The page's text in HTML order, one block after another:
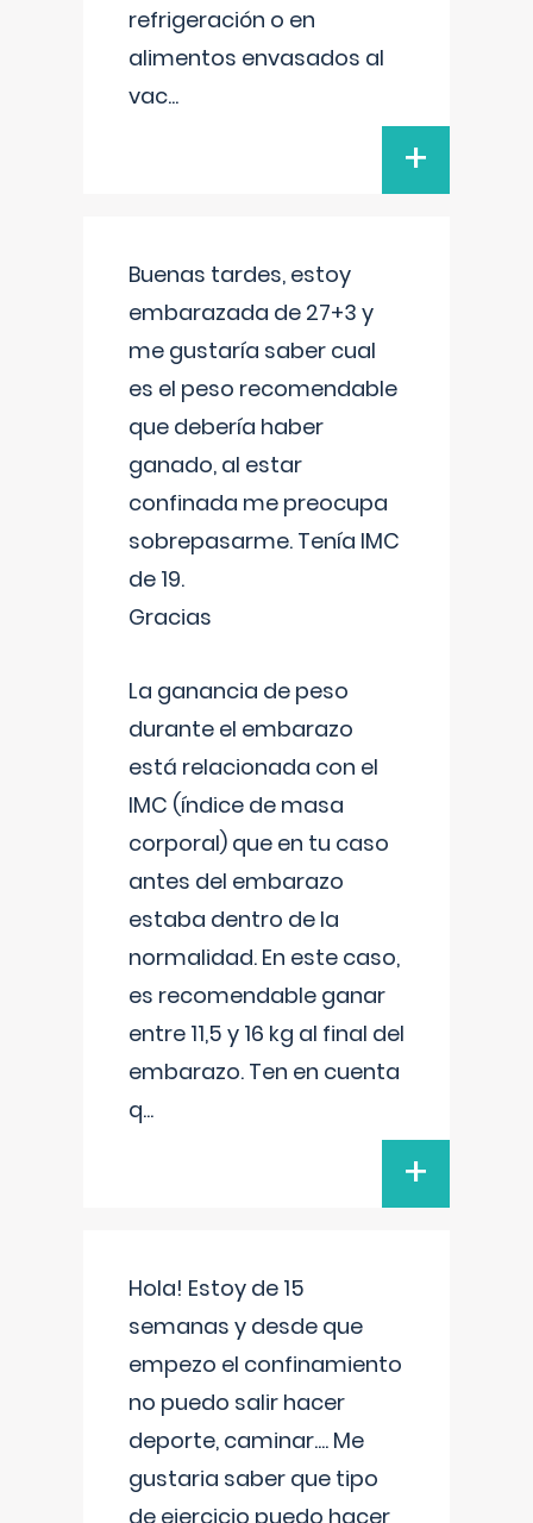
refrigeración o en
alimentos envasados al
vac...
+
Buenas tardes, estoy
embarazada de 27+3 y
me gustaría saber cual
es el peso recomendable
que debería haber
ganado, al estar
confinada me preocupa
sobrepasarme. Tenía IMC
de 19.
Gracias
La ganancia de peso
durante el embarazo
está relacionada con el
IMC (índice de masa
corporal) que en tu caso
antes del embarazo
estaba dentro de la
normalidad. En este caso,
es recomendable ganar
entre 11,5 y 16 kg al final del
embarazo. Ten en cuenta
q...
+
Hola! Estoy de 15
semanas y desde que
empezo el confinamiento
no puedo salir hacer
deporte, caminar.... Me
gustaria saber que tipo
de ejercicio puedo hacer